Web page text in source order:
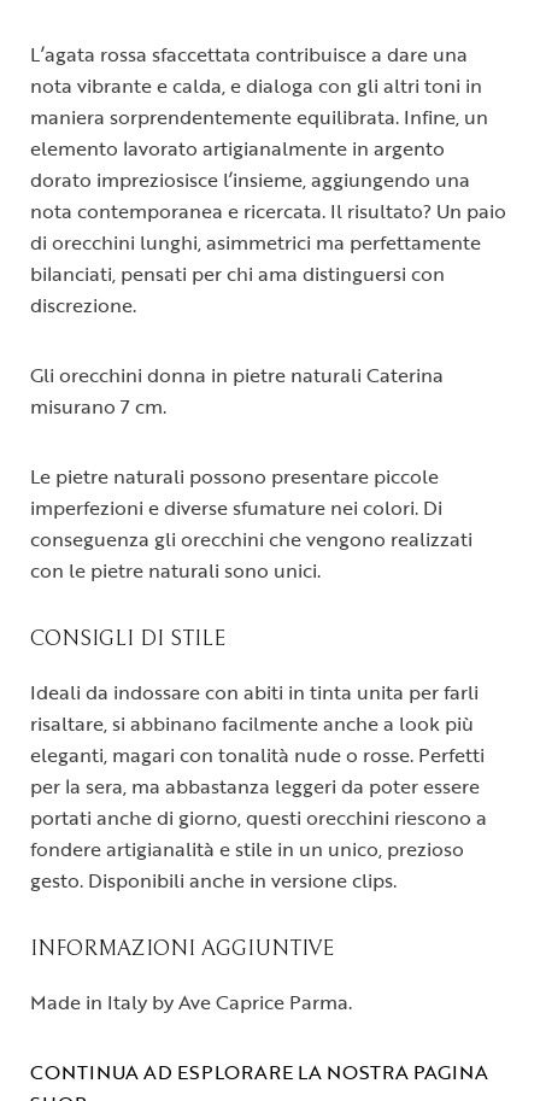
L’agata rossa sfaccettata contribuisce a dare una
nota vibrante e calda, e dialoga con gli altri toni in
maniera sorprendentemente equilibrata. Infine, un
elemento lavorato artigianalmente in argento
dorato impreziosisce l’insieme, aggiungendo una
nota contemporanea e ricercata. Il risultato? Un paio
di orecchini lunghi, asimmetrici ma perfettamente
bilanciati, pensati per chi ama distinguersi con
discrezione.
Gli orecchini donna in pietre naturali Caterina
misurano 7 cm.
Le pietre naturali possono presentare piccole
imperfezioni e diverse sfumature nei colori. Di
conseguenza gli orecchini che vengono realizzati
con le pietre naturali sono unici.
CONSIGLI DI STILE
Ideali da indossare con abiti in tinta unita per farli
risaltare, si abbinano facilmente anche a look più
eleganti, magari con tonalità nude o rosse. Perfetti
per la sera, ma abbastanza leggeri da poter essere
portati anche di giorno, questi orecchini riescono a
fondere artigianalità e stile in un unico, prezioso
gesto. Disponibili anche in versione clips.
INFORMAZIONI AGGIUNTIVE
Made in Italy by Ave Caprice Parma.
CONTINUA AD ESPLORARE LA NOSTRA PAGINA